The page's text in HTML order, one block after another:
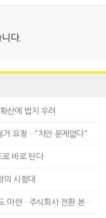
다.
산에 법치 우려
거 요청…"치안 문제없다"
로 바로 탄다
의 시험대
련…주식회사 전환 본격화